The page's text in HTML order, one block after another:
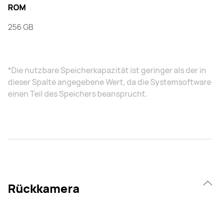
ROM
256 GB
*Die nutzbare Speicherkapazität ist geringer als der in
dieser Spalte angegebene Wert, da die Systemsoftware
einen Teil des Speichers beansprucht.
Rückkamera